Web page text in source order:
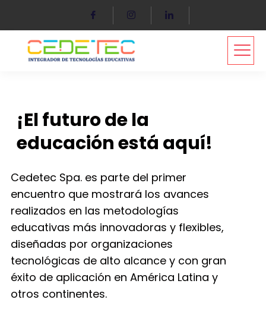
¡El futuro de la
educación está aquí!
Cedetec Spa. es parte del primer
encuentro que mostrará los avances
realizados en las metodologías
educativas más innovadoras y flexibles,
diseñadas por organizaciones
tecnológicas de alto alcance y con gran
éxito de aplicación en América Latina y
otros continentes.